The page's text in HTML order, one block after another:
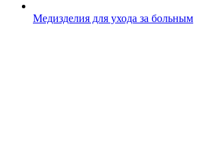
Медизделия для ухода за больным